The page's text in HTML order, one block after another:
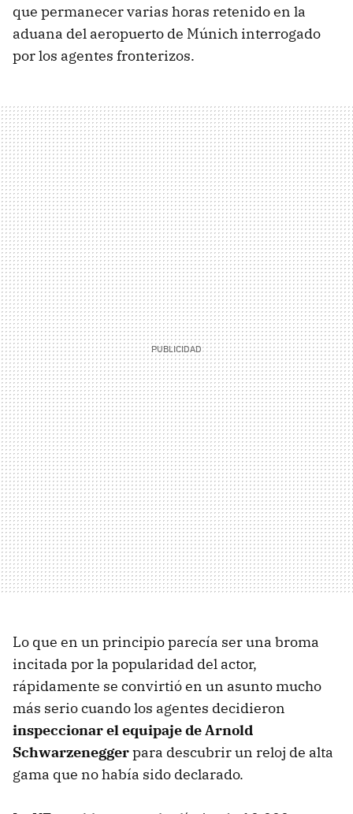
que permanecer varias horas retenido en la
aduana del aeropuerto de Múnich interrogado
por los agentes fronterizos.
Lo que en un principio parecía ser una broma
incitada por la popularidad del actor,
rápidamente se convirtió en un asunto mucho
más serio cuando los agentes decidieron
inspeccionar el equipaje de Arnold
Schwarzeneggerpara descubrir un reloj de alta
gama que no había sido declarado.